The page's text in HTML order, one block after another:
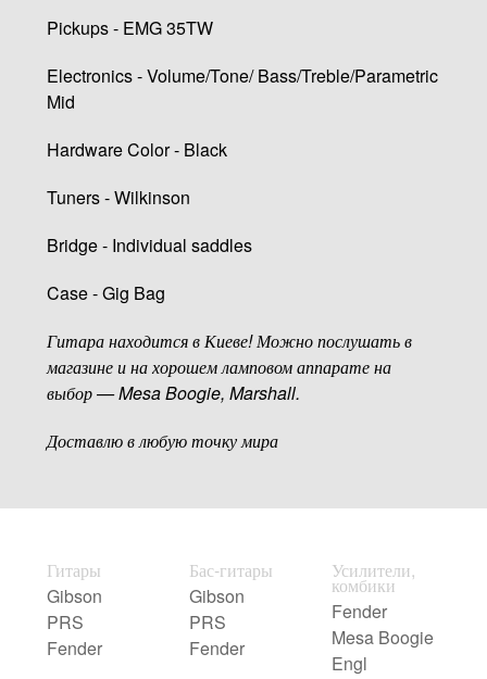
Pickups - EMG 35TW
Electronics - Volume/Tone/ Bass/Treble/Parametric
Mid
Hardware Color - Black
Tuners - Wilkinson
Bridge - Individual saddles
Case - Gig Bag
Гитара находится в Киеве! Можно послушать в
магазине и на хорошем ламповом аппарате на
выбор — Mesa Boogie, Marshall.
Доставлю в любую точку мира
Гитары
Gibson
PRS
Fender
Бас-гитары
Gibson
PRS
Fender
Усилители,
комбики
Fender
Mesa Boogie
Engl